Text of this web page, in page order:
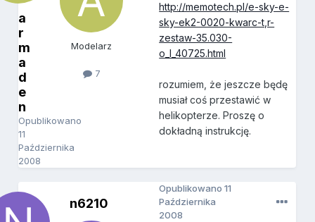
a
r
m
a
d
e
n
Opublikowano
11
Października
2008
Modelarz
7
http://memotech.pl/e-sky-e-
sky-ek2-0020-kwarc-t,r-
zestaw-35.030-
o_l_40725.html
rozumiem, że jeszcze będę
musiał coś przestawić w
helikopterze. Proszę o
dokładną instrukcję.
n6210
Opublikowano11
Października
2008